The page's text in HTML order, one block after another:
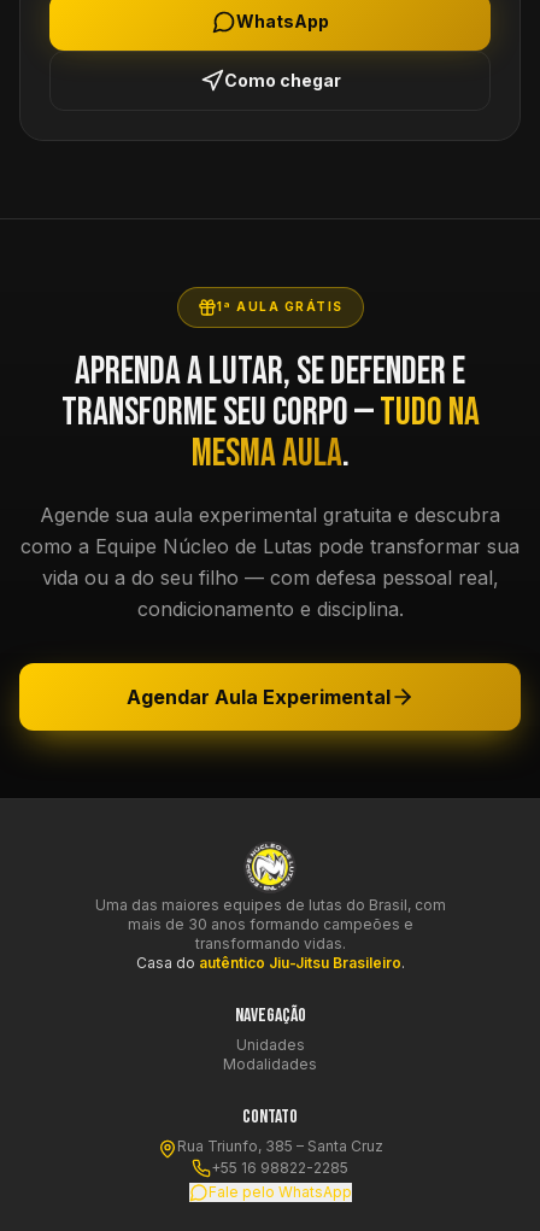
WhatsApp
Como chegar
1ª AULA GRÁTIS
Aprenda a lutar, se defender e
transforme seu corpo —tudo na
mesma aula.
Agende sua aula experimental gratuita e descubra
como a Equipe Núcleo de Lutas pode transformar sua
vida ou a do seu filho — com defesa pessoal real,
condicionamento e disciplina.
Agendar Aula Experimental
Uma das maiores equipes de lutas do Brasil, com
mais de 30 anos formando campeões e
transformando vidas.
Casa do autêntico Jiu-Jitsu Brasileiro.
NAVEGAÇÃO
Unidades
Modalidades
CONTATO
Rua Triunfo, 385 – Santa Cruz
+55 16 98822-2285
Fale pelo WhatsApp